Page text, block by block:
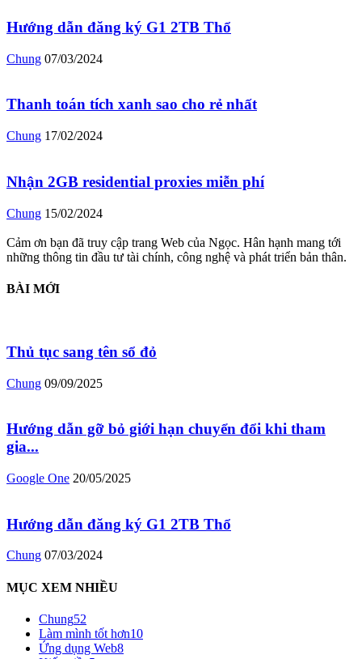
Hướng dẫn đăng ký G1 2TB Thổ
Chung 07/03/2024
Thanh toán tích xanh sao cho rẻ nhất
Chung 17/02/2024
Nhận 2GB residential proxies miễn phí
Chung 15/02/2024
Cảm ơn bạn đã truy cập trang Web của Ngọc. Hân hạnh mang tới
những thông tin đầu tư tài chính, công nghệ và phát triển bản thân.
BÀI MỚI
Thủ tục sang tên sổ đỏ
Chung 09/09/2025
Hướng dẫn gỡ bỏ giới hạn chuyển đổi khi tham
gia...
Google One 20/05/2025
Hướng dẫn đăng ký G1 2TB Thổ
Chung 07/03/2024
MỤC XEM NHIỀU
Chung52
Làm mình tốt hơn10
Ứng dụng Web8